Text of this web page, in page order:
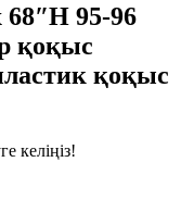
95-96
қоқыс
қоқыс
келіңіз!